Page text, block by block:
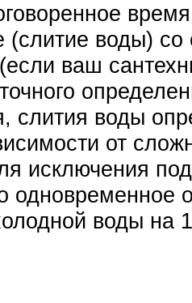
(слитие воды) со
ваш
слития воды
от
исключения
одновременное
воды на